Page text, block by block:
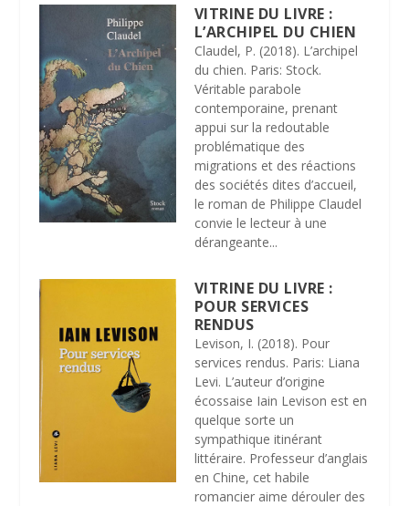
VITRINE DU LIVRE :
L’ARCHIPEL DU CHIEN
Claudel, P. (2018). L’archipel
du chien. Paris: Stock.
Véritable parabole
contemporaine, prenant
appui sur la redoutable
problématique des
migrations et des réactions
des sociétés dites d’accueil,
le roman de Philippe Claudel
convie le lecteur à une
dérangeante...
VITRINE DU LIVRE :
POUR SERVICES
RENDUS
Levison, I. (2018). Pour
services rendus. Paris: Liana
Levi. L’auteur d’origine
écossaise Iain Levison est en
quelque sorte un
sympathique itinérant
littéraire. Professeur d’anglais
en Chine, cet habile
romancier aime dérouler des